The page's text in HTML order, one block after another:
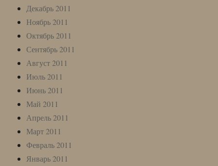
Декабрь 2011
Ноябрь 2011
Октябрь 2011
Сентябрь 2011
Август 2011
Июль 2011
Июнь 2011
Май 2011
Апрель 2011
Март 2011
Февраль 2011
Январь 2011